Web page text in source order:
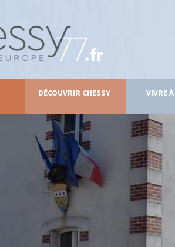
DÉCOUVRIR CHESSY VIVRE